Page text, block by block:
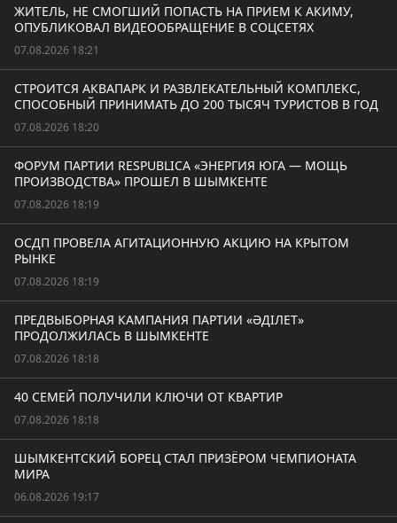
ЖИТЕЛЬ, НЕ СМОГШИЙ ПОПАСТЬ НА ПРИЕМ К АКИМУ,
ОПУБЛИКОВАЛ ВИДЕООБРАЩЕНИЕ В СОЦСЕТЯХ
07.08.2026 18:21
СТРОИТСЯ АКВАПАРК И РАЗВЛЕКАТЕЛЬНЫЙ КОМПЛЕКС,
СПОСОБНЫЙ ПРИНИМАТЬ ДО 200 ТЫСЯЧ ТУРИСТОВ В ГОД
07.08.2026 18:20
ФОРУМ ПАРТИИ RESPUBLICA «ЭНЕРГИЯ ЮГА — МОЩЬ
ПРОИЗВОДСТВА» ПРОШЕЛ В ШЫМКЕНТЕ
07.08.2026 18:19
ОСДП ПРОВЕЛА АГИТАЦИОННУЮ АКЦИЮ НА КРЫТОМ
РЫНКЕ
07.08.2026 18:19
ПРЕДВЫБОРНАЯ КАМПАНИЯ ПАРТИИ «ӘДІЛЕТ»
ПРОДОЛЖИЛАСЬ В ШЫМКЕНТЕ
07.08.2026 18:18
40 СЕМЕЙ ПОЛУЧИЛИ КЛЮЧИ ОТ КВАРТИР
07.08.2026 18:18
ШЫМКЕНТСКИЙ БОРЕЦ СТАЛ ПРИЗЁРОМ ЧЕМПИОНАТА
МИРА
06.08.2026 19:17